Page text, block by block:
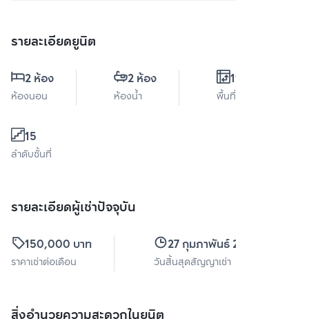
รายละเอียดยูนิต
2 ห้อง
ห้องนอน
2 ห้อง
ห้องน้ำ
111 ตร.ม.
พื้นที่ใช้สอย
15
ลำดับชั้นที่
รายละเอียดผู้เช่าปัจจุบัน
150,000 บาท
ราคาเช่าต่อเดือน
27 กุมภาพันธ์ 2569
วันสิ้นสุดสัญญาเช่า